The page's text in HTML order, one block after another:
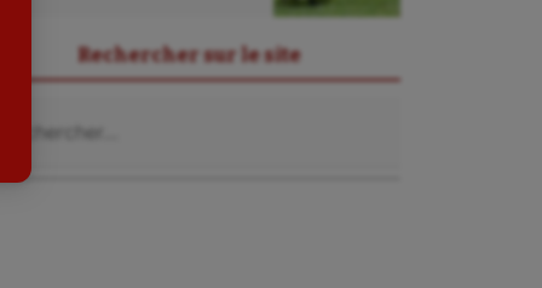
Sport-santé
Rechercher sur le site